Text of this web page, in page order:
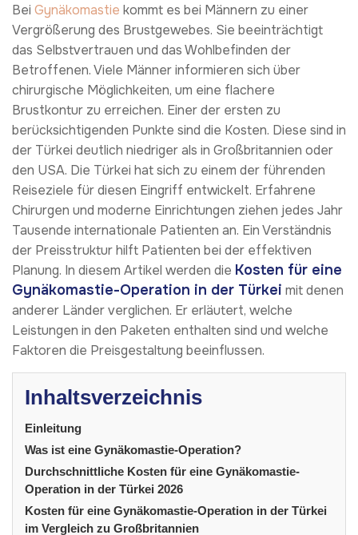
Bei Gynäkomastie kommt es bei Männern zu einer
Vergrößerung des Brustgewebes. Sie beeinträchtigt
das Selbstvertrauen und das Wohlbefinden der
Betroffenen. Viele Männer informieren sich über
chirurgische Möglichkeiten, um eine flachere
Brustkontur zu erreichen. Einer der ersten zu
berücksichtigenden Punkte sind die Kosten. Diese sind in
der Türkei deutlich niedriger als in Großbritannien oder
den USA. Die Türkei hat sich zu einem der führenden
Reiseziele für diesen Eingriff entwickelt. Erfahrene
Chirurgen und moderne Einrichtungen ziehen jedes Jahr
Tausende internationale Patienten an. Ein Verständnis
der Preisstruktur hilft Patienten bei der effektiven
Planung. In diesem Artikel werden die Kosten für eine
Gynäkomastie-Operation in der Türkei mit denen
anderer Länder verglichen. Er erläutert, welche
Leistungen in den Paketen enthalten sind und welche
Faktoren die Preisgestaltung beeinflussen.
Inhaltsverzeichnis
Einleitung
Was ist eine Gynäkomastie-Operation?
Durchschnittliche Kosten für eine Gynäkomastie-
Operation in der Türkei 2026
Kosten für eine Gynäkomastie-Operation in der Türkei
im Vergleich zu Großbritannien